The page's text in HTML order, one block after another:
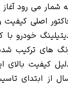
شمار می رود
اصلی
خودرو
های ترکیب شده
کیفیت